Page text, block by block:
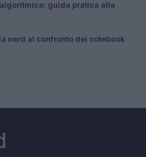
guida pratica alla
nerd al confronto dei notebook